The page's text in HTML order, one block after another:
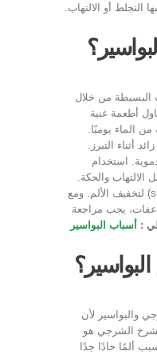
التجلط أو الالتهاب.
البسيطة من خلال
أطعمة غنية
الماء يوميًا.
أثناء التبرز.
استخدام
الالتهاب والحكة.
الجلوس في حمامات الماء الدافئ (sitz bath) لتخفيف الألم. ومع
يجب مراجعة
: أسباب البواسير
والبواسير لأن
الشرجي هو
ألمًا حادًا جدًا